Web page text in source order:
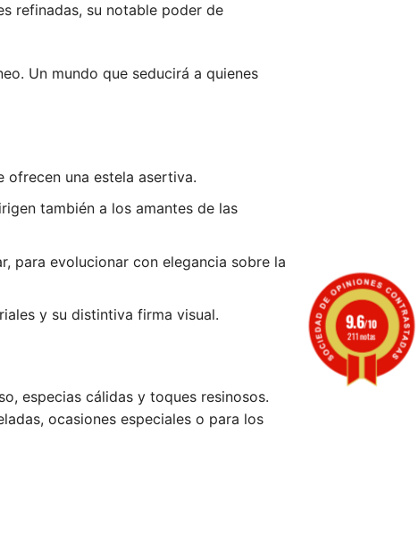
refinadas, su notable poder de
Un mundo que seducirá a quienes
ofrecen una estela asertiva.
también a los amantes de las
para evolucionar con elegancia sobre la
y su distintiva firma visual.
especias cálidas y toques resinosos.
ocasiones especiales o para los
9.6/10
211 notas